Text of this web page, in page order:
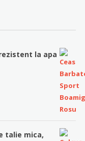
la apa
talie mica,